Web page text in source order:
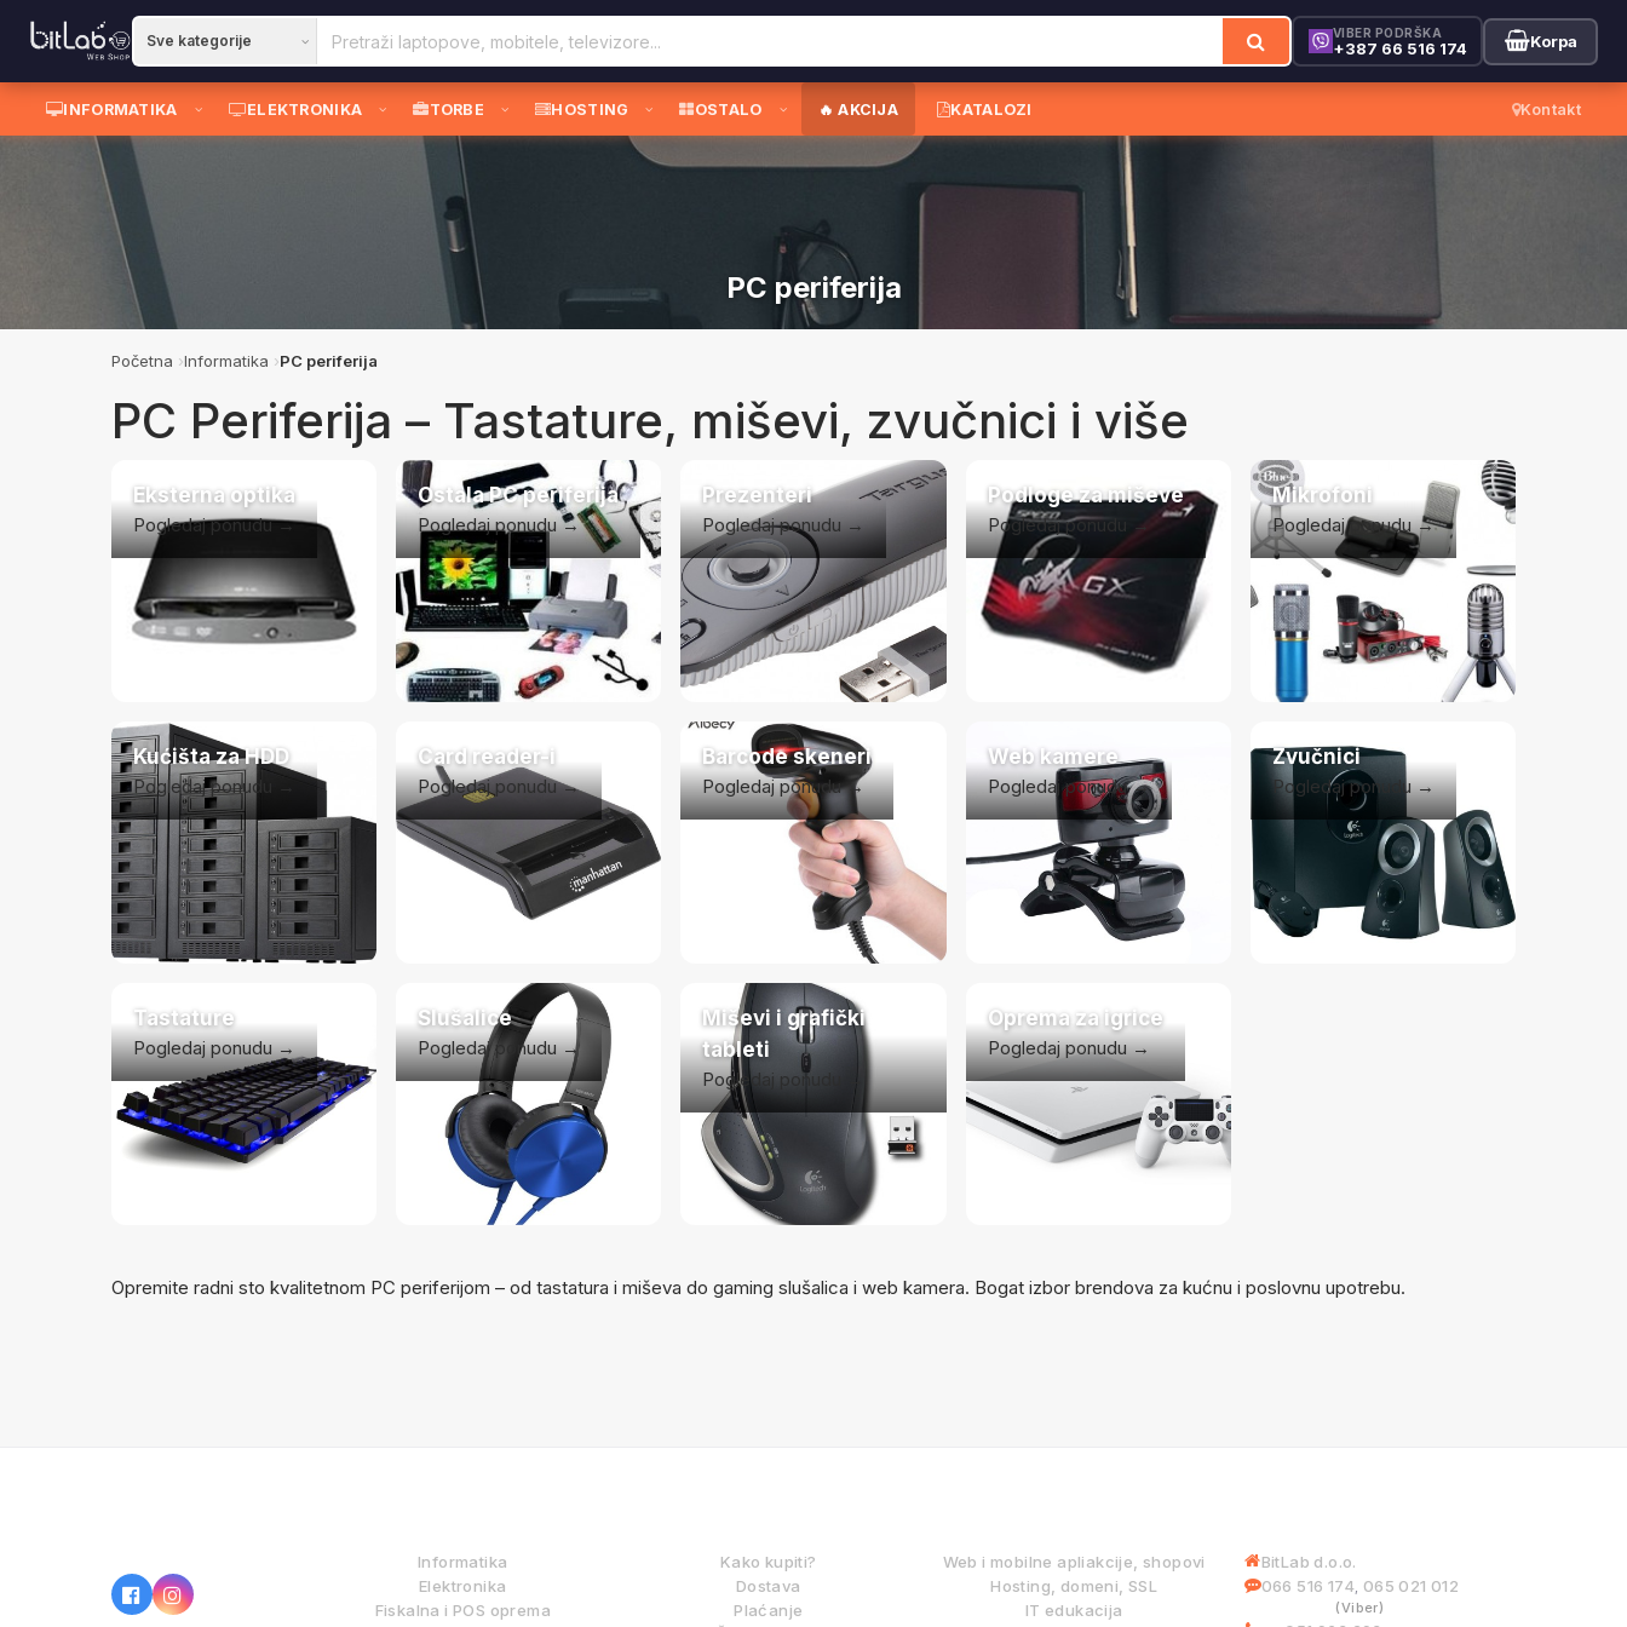
VIBER PODRŠKA
+387 66 516 174 Korpa
INFORMATIKA ELEKTRONIKA TORBE HOSTING OSTALO 🔥 AKCIJA KATALOZI Kontakt
PC periferija
Početna Informatika PC periferija
PC Periferija – Tastature, miševi, zvučnici i više
Eksterna optika
Pogledaj ponudu →
Ostala PC periferija
Pogledaj ponudu →
Prezenteri
Pogledaj ponudu →
Podloge za miševe
Pogledaj ponudu →
Mikrofoni
Pogledaj ponudu →
Kućišta za HDD
Pogledaj ponudu →
Card reader-i
Pogledaj ponudu →
Barcode skeneri
Pogledaj ponudu →
Web kamere
Pogledaj ponudu →
Zvučnici
Pogledaj ponudu →
Tastature
Pogledaj ponudu →
Slušalice
Pogledaj ponudu →
Miševi i grafički
tableti
Pogledaj ponudu →
Oprema za igrice
Pogledaj ponudu →
Opremite radni sto kvalitetnom PC periferijom – od tastatura i miševa do gaming slušalica i web kamera. Bogat izbor brendova za kućnu i poslovnu upotrebu.
Informatika
Elektronika
Fiskalna i POS oprema
Kako kupiti?
Dostava
Plaćanje
Web i mobilne apliakcije, shopovi
Hosting, domeni, SSL
IT edukacija
BitLab d.o.o.
066 516 174, 065 021 012
(Viber)